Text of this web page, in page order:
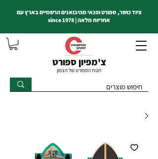
צ'מפיון ספורט
חנות הספורט של הצפון
ציוד כושר, ספורט ופנאי מהיבואנים הרשמיים בארץ עם
אחריות מלאה | since 1978